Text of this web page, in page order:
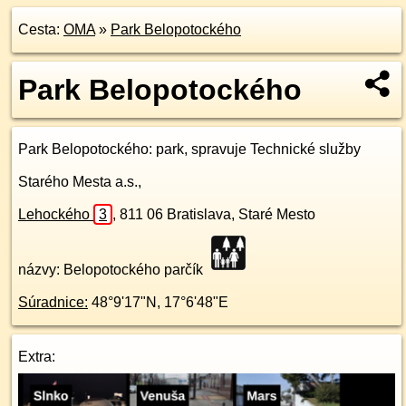
Cesta: OMA» Park Belopotockého
Park Belopotockého
Park Belopotockého: park, spravuje Technické služby
Starého Mesta a.s.,
Lehockého 3 , 811 06 Bratislava, Staré Mesto
názvy: Belopotockého parčík
Súradnice: 48°9'17"N , 17°6'48"E
Extra: